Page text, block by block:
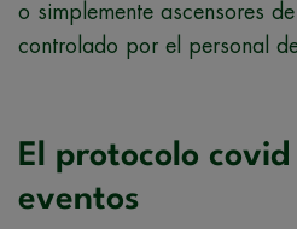
o simplemente ascensores
controlado por el personal
El protocolo
eventos